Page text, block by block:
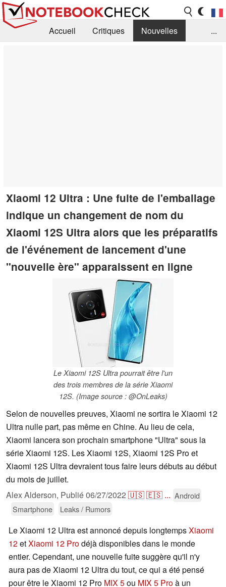
Accueil Critiques
Nouvelles
...
Xiaomi 12 Ultra : Une fuite de l'emballage
indique un changement de nom du
Xiaomi 12S Ultra alors que les préparatifs
de l'événement de lancement d'une
"nouvelle ère" apparaissent en ligne
Le Xiaomi 12S Ultra pourrait être l'un
des trois membres de la série Xiaomi
12S. (Image source : @OnLeaks)
Selon de nouvelles preuves, Xiaomi ne sortira le Xiaomi 12
Ultra nulle part, pas même en Chine. Au lieu de cela,
Xiaomi lancera son prochain smartphone "Ultra" sous la
série Xiaomi 12S. Les Xiaomi 12S, Xiaomi 12S Pro et
Xiaomi 12S Ultra devraient tous faire leurs débuts au début
du mois de juillet.
Alex Alderson, Publié06/27/2022 🇺🇸🇪🇸 ... Android
Smartphone
Leaks / Rumors
Le Xiaomi 12 Ultra est annoncé depuis longtempsXiaomi
12etXiaomi 12 Prodéjà disponibles dans le monde
entier. Cependant, une nouvelle fuite suggère qu'il n'y
aura pas de Xiaomi 12 Ultra du tout, ce qui a été pensé
pour être le Xiaomi 12 Pro MIX 5ou MIX 5 Proà un